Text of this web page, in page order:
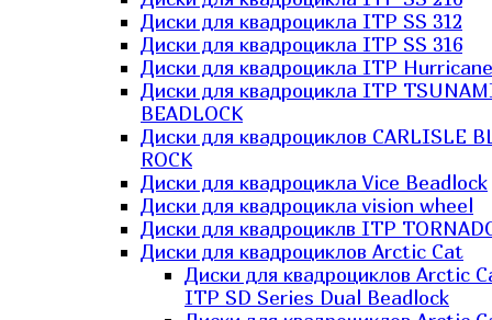
Диски для квадроцикла ITP SS 312
Диски для квадроцикла ITP SS 316
Диски для квадроцикла ITP Hurricane
Диски для квадроцикла ITP
BEADLOCK
Диски для квадроциклов CARLISLE
ROCK
Диски для квадроцикла Vice Beadlock
Диски для квадроцикла vision wheel
Диски для квадроциклв ITP
Диски для квадроциклов Arctic Cat
Диски для квадроциклов Arctic
ITP SD Series Dual Beadlock